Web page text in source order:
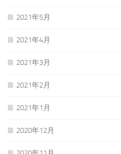
2021年5月
2021年4月
2021年3月
2021年2月
2021年1月
2020年12月